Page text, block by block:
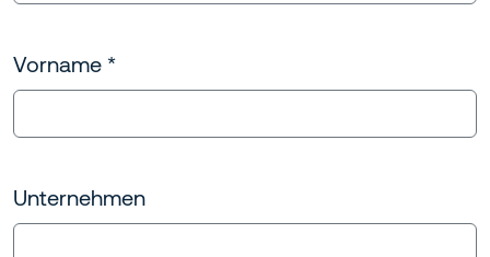
Vorname *
Unternehmen